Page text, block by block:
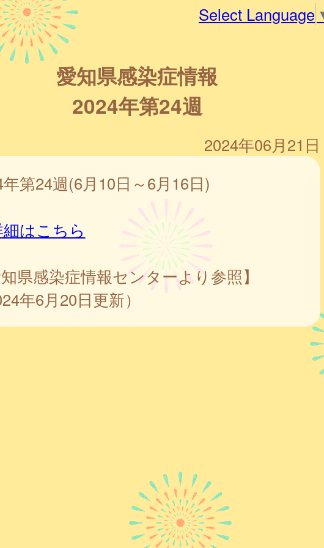
Select Language
愛知県感染症情報
2024年第24週
2024年06月21日
第24週(6月10日～6月16日)
はこちら
県感染症情報センターより参照】
年6月20日更新）